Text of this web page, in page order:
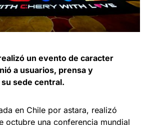
un evento de caracter
a usuarios, prensa y
sede central.
en Chile por astara, realizó
octubre una conferencia mundial